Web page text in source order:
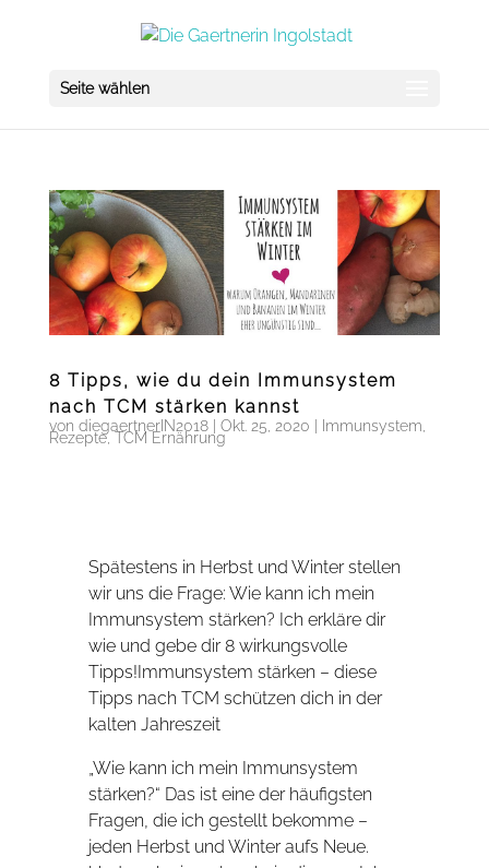
Seite wählen
8 Tipps, wie du dein Immunsystem
nach TCM stärken kannst
von diegaertnerIN2018| Okt. 25, 2020 Immunsystem
Rezepte, TCM Ernährung
Spätestens in Herbst und Winter stellen
wir uns die Frage: Wie kann ich mein
Immunsystem stärken? Ich erkläre dir
wie und gebe dir 8 wirkungsvolle
Tipps!Immunsystem stärken – diese
Tipps nach TCM schützen dich in der
kalten Jahreszeit
„Wie kann ich mein Immunsystem
stärken?“ Das ist eine der häufigsten
Fragen, die ich gestellt bekomme –
jeden Herbst und Winter aufs Neue.